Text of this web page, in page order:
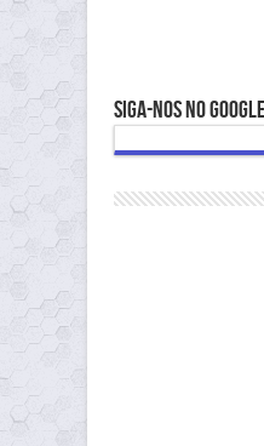
Siga-nos no